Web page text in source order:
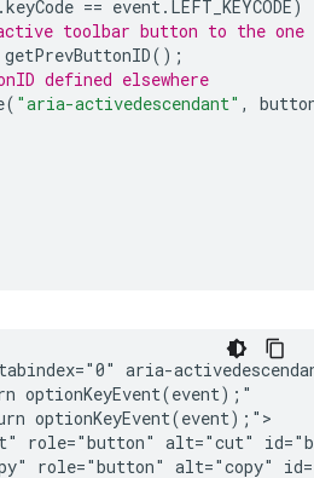
.keyCode == event . LEFT_KEYCODE)
active toolbar button to the
getPrevButtonID();
defined elsewhere
( "aria-activedescendant" ,
aria-
optionKeyEvent(event);"
optionKeyEvent(event);">
role="button" alt="cut"
role="button" alt="copy"